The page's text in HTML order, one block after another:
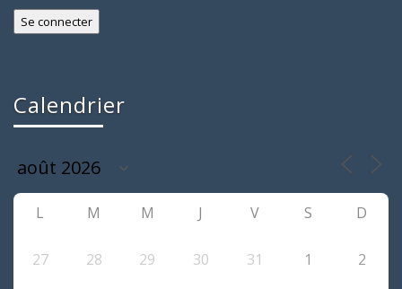
Calendrier
L M M J V S D
27 28 29 30 31 1 2